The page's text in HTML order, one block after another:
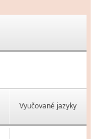
Vyučované jazyky